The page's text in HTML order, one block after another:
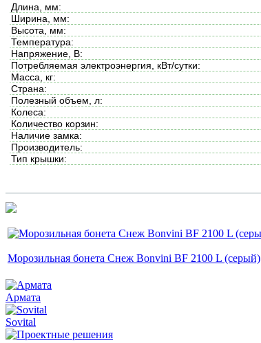
Длина, мм:
Ширина, мм:
Высота, мм:
Температура:
Напряжение, В:
Потребляемая электроэнергия, кВт/сутки:
Масса, кг:
Страна:
Полезный объем, л:
Колеса:
Количество корзин:
Наличие замка:
Производитель:
Тип крышки:
Морозильная бонета Снеж Bonvini BF 2100 L (серый)
Армата
Sovital